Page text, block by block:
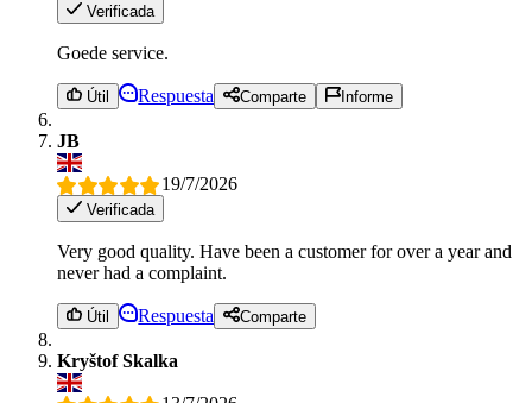
Verificada
Goede service.
Útil Respuesta Comparte Informe
JB
19/7/2026
Verificada
Very good quality. Have been a customer for over a year and
never had a complaint.
Útil Respuesta Comparte
Kryštof Skalka